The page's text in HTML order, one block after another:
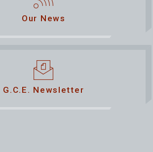
Our News
G.C.E. Newsletter